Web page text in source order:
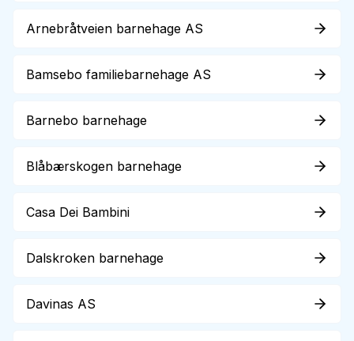
Arnebråtveien barnehage AS
Bamsebo familiebarnehage AS
Barnebo barnehage
Blåbærskogen barnehage
Casa Dei Bambini
Dalskroken barnehage
Davinas AS